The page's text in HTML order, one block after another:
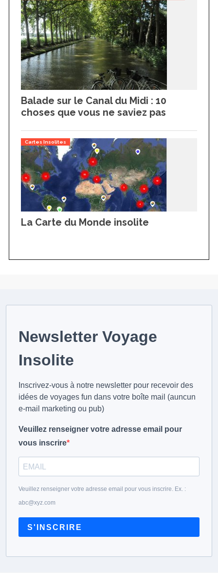
Balade sur le Canal du Midi : 10
choses que vous ne saviez pas
Cartes Insolites
La Carte du Monde insolite
Newsletter Voyage
Insolite
Inscrivez-vous à notre newsletter pour recevoir des
idées de voyages fun dans votre boîte mail (auncun
e-mail marketing ou pub)
Veuillez renseigner votre adresse email pour
vous inscrire
Veuillez renseigner votre adresse email pour vous inscrire. Ex. :
abc@xyz.com
S'INSCRIRE